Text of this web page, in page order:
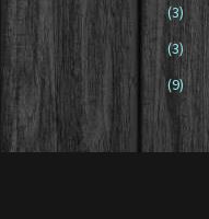
(3)
(3)
(9)